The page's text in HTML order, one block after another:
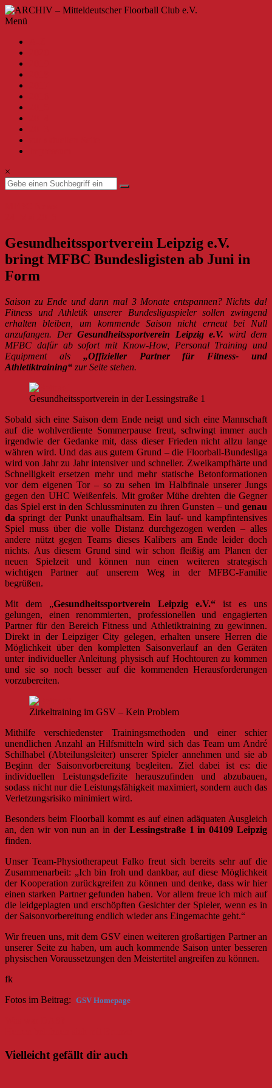
Zum
Inhalt
ARCHIV
Mitteldeutscher
Floorball
Club
e.V.
Willkommen
beim
MFBC
Archiv.
Hier
findest
du
2019/2020.
Menü
×
Gesundheitssportverein Leipzig e.V.
bringt MFBC Bundesligisten ab Juni in
Form
Saison zu Ende und dann mal 3 Monate entspannen? Nichts da!
Fitness und Athletik unserer Bundesligaspieler sollen zwingend
erhalten bleiben, um kommende Saison nicht erneut bei Null
anzufangen. Der Gesundheitssportverein Leipzig e.V. wird dem
MFBC dafür ab sofort mit Know-How, Personal Training und
Equipment als „Offizieller Partner für Fitness- und
Athletiktraining“ zur Seite stehen.
Gesundheitssportverein in der Lessingstraße 1
Sobald sich eine Saison dem Ende neigt und sich eine Mannschaft
auf die wohlverdiente Sommerpause freut, schwingt immer auch
irgendwie der Gedanke mit, dass dieser Frieden nicht allzu lange
währen wird. Und das aus gutem Grund – die Floorball-Bundesliga
wird von Jahr zu Jahr intensiver und schneller. Zweikampfhärte und
Schnelligkeit ersetzen mehr und mehr statische Betonformationen
vor dem eigenen Tor – so zu sehen im Halbfinale unserer Jungs
gegen den UHC Weißenfels. Mit großer Mühe drehten die Gegner
das Spiel erst in den Schlussminuten zu ihren Gunsten – und genau
da springt der Punkt unaufhaltsam. Ein lauf- und kampfintensives
Spiel muss über die volle Distanz durchgezogen werden – alles
andere nützt gegen Teams dieses Kalibers am Ende leider doch
nichts. Aus diesem Grund sind wir schon fleißig am Planen der
neuen Spielzeit und können nun einen weiteren strategisch
wichtigen Partner auf unserem Weg in der MFBC-Familie
begrüßen.
Mit dem „Gesundheitssportverein Leipzig e.V.“ ist es uns
gelungen, einen renommierten, professionellen und engagierten
Partner für den Bereich Fitness und Athletiktraining zu gewinnen.
Direkt in der Leipziger City gelegen, erhalten unsere Herren die
Möglichkeit über den kompletten Saisonverlauf an den Geräten
unter individueller Anleitung physisch auf Hochtouren zu kommen
und sie so noch besser auf die kommenden Herausforderungen
vorzubereiten.
Zirkeltraining im GSV – Kein Problem
Mithilfe verschiedenster Trainingsmethoden und einer schier
unendlichen Anzahl an Hilfsmitteln wird sich das Team um André
Schilhabel (Abteilungsleiter) unserer Spieler annehmen und sie ab
Beginn der Saisonvorbereitung begleiten. Ziel dabei ist es: die
individuellen Leistungsdefizite herauszufinden und abzubauen,
sodass nicht nur die Leistungsfähigkeit maximiert, sondern auch das
Verletzungsrisiko minimiert wird.
Besonders beim Floorball kommt es auf einen adäquaten Ausgleich
an, den wir von nun an in der Lessingstraße 1 in 04109 Leipzig
finden.
Unser Team-Physiotherapeut Falko freut sich bereits sehr auf die
Zusammenarbeit: „Ich bin froh und dankbar, auf diese Möglichkeit
der Kooperation zurückgreifen zu können und denke, dass wir hier
einen starken Partner gefunden haben. Vor allem freue ich mich auf
die leidgeplagten und erschöpften Gesichter der Spieler, wenn es in
der Saisonvorbereitung endlich wieder ans Eingemachte geht.“
Wir freuen uns, mit dem GSV einen weiteren großartigen Partner an
unserer Seite zu haben, um auch kommende Saison unter besseren
physischen Voraussetzungen den Meistertitel angreifen zu können.
fk
Fotos im Beitrag: GSV Homepage
Vielleicht gefällt dir auch